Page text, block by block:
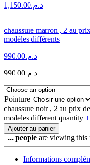
د.م.1,150.00
chaussure marron , 2 au
modèles différents
د.م.990.00
د.م.990.00
Pointure
chaussure noir , 2 au prix
modeles different quantity +
Ajouter au panier
... people are viewing this
Informations